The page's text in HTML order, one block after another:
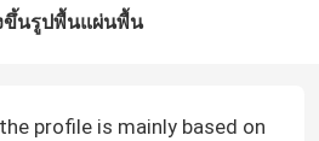
ขึ้นรูปพื้นแผ่นพื้น
profile is mainly based on